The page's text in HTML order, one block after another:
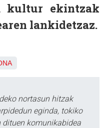
kultur ekintzak
lankidetzaz.
nortasun hitzak
eginda, tokiko
komunikabidea